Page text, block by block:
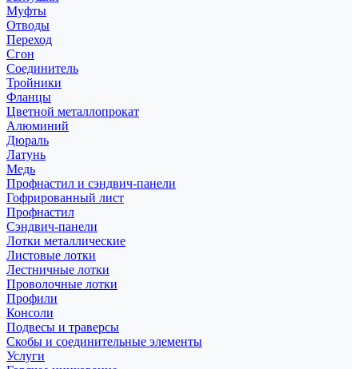
Муфты
Отводы
Переход
Сгон
Соединитель
Тройники
Фланцы
Цветной металлопрокат
Алюминий
Дюраль
Латунь
Медь
Профнастил и сэндвич-панели
Гофрированный лист
Профнастил
Сэндвич-панели
Лотки металлические
Листовые лотки
Лестничные лотки
Проволочные лотки
Профили
Консоли
Подвесы и траверсы
Скобы и соединительные элементы
Услуги